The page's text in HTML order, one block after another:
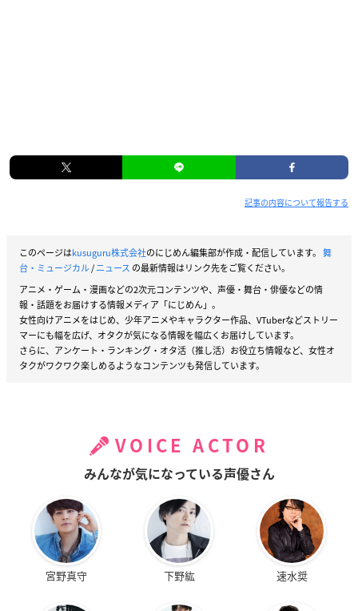
記事の内容について報告する
このページはkusuguru株式会社のにじめん編集部が作成・配信しています。 舞
台・ミュージカル/ニュース の最新情報はリンク先をご覧ください。
アニメ・ゲーム・漫画などの2次元コンテンツや、声優・舞台・俳優などの情
報・話題をお届けする情報メディア「にじめん」。
女性向けアニメをはじめ、少年アニメやキャラクター作品、VTuberなどストリー
マーにも幅を広げ、オタクが気になる情報を幅広くお届けしています。
さらに、アンケート・ランキング・オタ活（推し活）お役立ち情報など、女性オ
タクがワクワク楽しめるようなコンテンツも発信しています。
VOICE ACTOR
みんなが気になっている声優さん
宮野真守 下野紘 速水奨